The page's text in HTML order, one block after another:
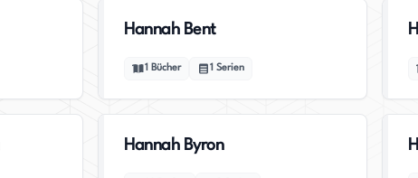
Hannah Bent
1 Bücher 1 Serien
Hannah Byron